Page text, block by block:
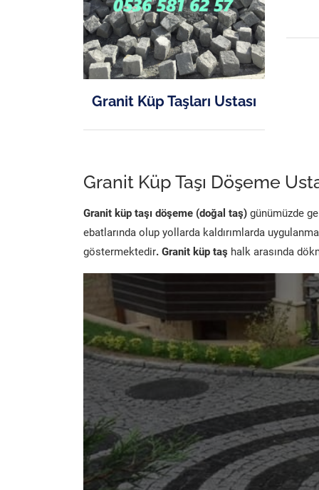
Granit Küp Taşları Ustası
Granit Küp Taşı Döşeme
Granit küp taşı döşeme (doğal taş) günümüzde
ebatlarında olup yollarda kaldırımlarda
göstermektedir. Granit küp taş halk arasında